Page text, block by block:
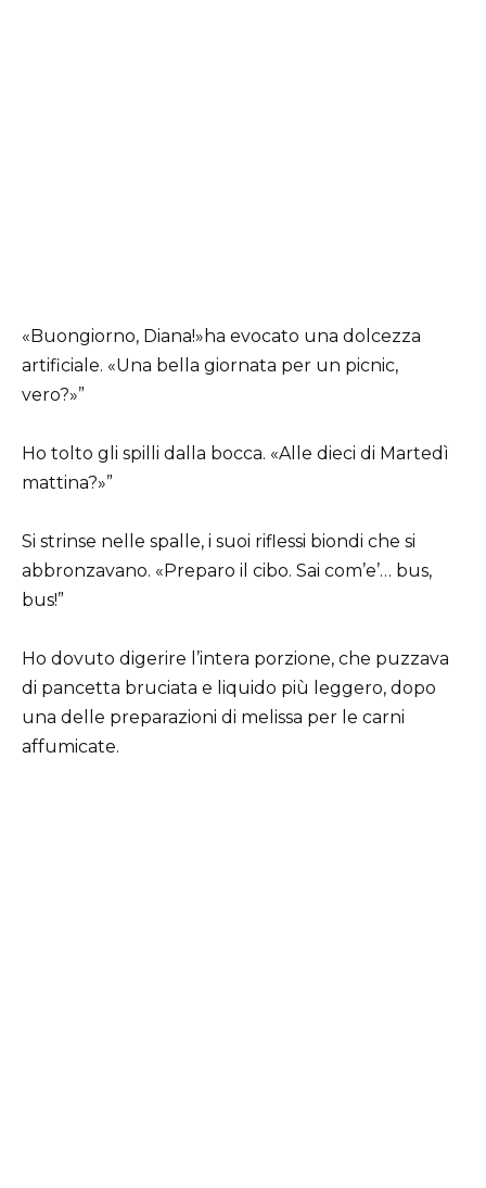
«Buongiorno, Diana!»ha evocato una dolcezza
artificiale. «Una bella giornata per un picnic,
vero?»”
Ho tolto gli spilli dalla bocca. «Alle dieci di Martedì
mattina?»”
Si strinse nelle spalle, i suoi riflessi biondi che si
abbronzavano. «Preparo il cibo. Sai com’e’… bus,
bus!”
Ho dovuto digerire l’intera porzione, che puzzava
di pancetta bruciata e liquido più leggero, dopo
una delle preparazioni di melissa per le carni
affumicate.